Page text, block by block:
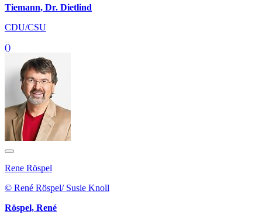
Tiemann, Dr. Dietlind
CDU/CSU
()
Rene Röspel
© René Röspel/ Susie Knoll
Röspel, René